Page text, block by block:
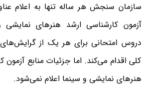
سازمان سنجش هر ساله تنها به اعلام
آزمون کارشناسی ارشد هنرهای
دروس امتحانی برای هر یک از
کلی اقدام می‌کند. اما جزئیات منابع آزمون
هنرهای نمایشی و سینما اعلام نمی‌شود.